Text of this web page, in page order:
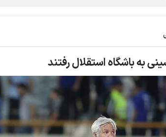
به باشگاه استقلال رفتند